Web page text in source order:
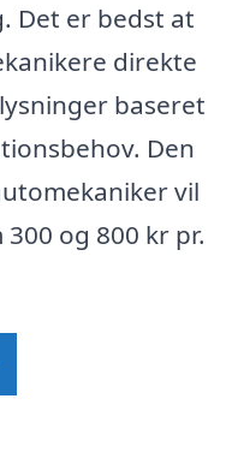
Det er bedst at
direkte
baseret
Den
vil
og 800 kr pr.